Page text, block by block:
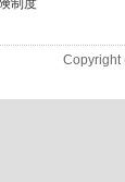
制度
Copyright